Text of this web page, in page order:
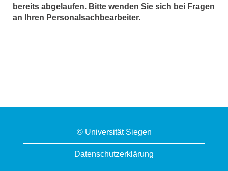
bereits abgelaufen. Bitte wenden Sie sich bei Fragen
an Ihren Personalsachbearbeiter.
© Universität Siegen
Datenschutzerklärung